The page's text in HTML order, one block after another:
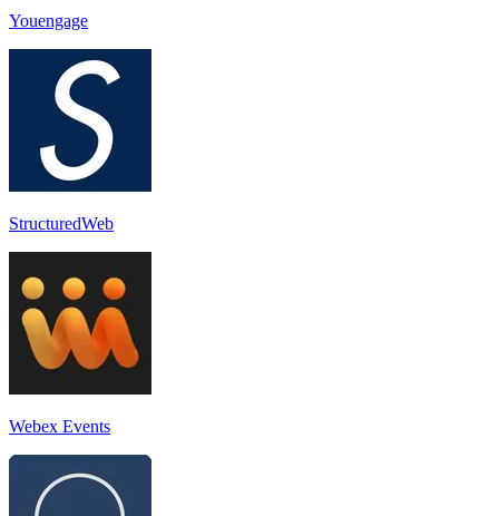
Youengage
StructuredWeb
Webex Events